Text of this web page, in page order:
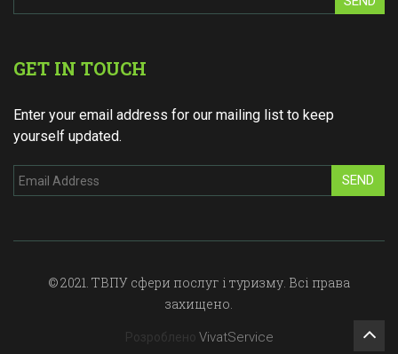
GET IN TOUCH
Enter your email address for our mailing list to keep
yourself updated.
SEND
© 2021. ТВПУ сфери послуг і туризму. Всі права
захищено.
Розроблено VivatService